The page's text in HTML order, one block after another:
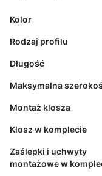
Kolor
Rodzaj profilu
Długość
Maksymalna
Montaż klosza
Klosz w komplecie
Zaślepki i uchwyty
montażowe w